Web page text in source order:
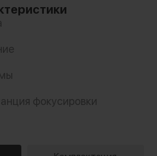
фокусировки